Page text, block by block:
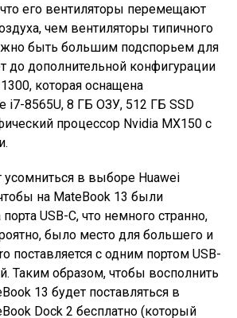
что его вентиляторы перемещают
чем вентиляторы типичного
быть большим подспорьем для
до дополнительной конфигурации
которая оснащена
i7-8565U, 8 ГБ ОЗУ, 512 ГБ SSD
процессор Nvidia MX150 с
в выборе Huawei
на MateBook 13 были
USB-C, что немного странно,
было место для большего и
поставляется с одним портом USB-
Таким образом, чтобы восполнить
13 будет поставляться в
Dock 2 бесплатно (который